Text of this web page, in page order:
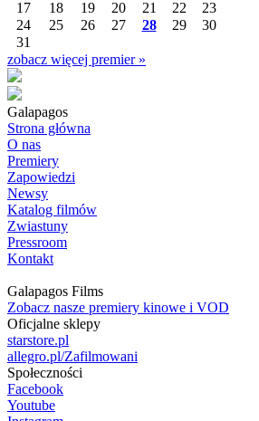
17
18 19 20 21 22
23
24
25 26 27 28 29
30
31
zobacz więcej premier »
Galapagos
Strona główna
O nas
Premiery
Zapowiedzi
Newsy
Katalog filmów
Zwiastuny
Pressroom
Kontakt
Galapagos Films
Zobacz nasze premiery kinowe i VOD
Oficjalne sklepy
starstore.pl
allegro.pl/Zafilmowani
Społeczności
Facebook
Youtube